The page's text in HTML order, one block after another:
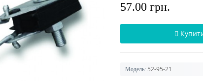
57.00 грн.
Модель: 52-95-21